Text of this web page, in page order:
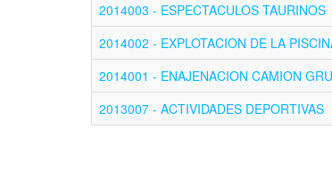
2014003 - ESPECTACULOS TAURINOS
2014002 - EXPLOTACION DE LA
2014001 - ENAJENACION CAMION
2013007 - ACTIVIDADES DEPORTIVAS